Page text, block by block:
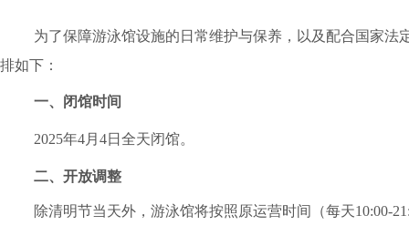
为了保障游泳馆设施的日常维护与保养，以及配合国家
排如下：
一、闭馆时间
2025年4月4日全天闭馆。
二、开放调整
除清明节当天外，游泳馆将按照原运营时间（每天10:00-